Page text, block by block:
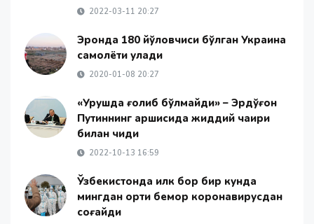
2022-03-11 20:27
Эронда 180 йўловчиси бўлган Украина
самолёти қулади
2020-01-08 20:27
«Урушда ғолиб бўлмайди» – Эрдўғон
Путиннинг қаршисида жиддий чақириқ
билан чиқди
2022-10-13 16:59
Ўзбекистонда илк бор бир кунда
мингдан ортиқ бемор коронавирусдан
соғайди